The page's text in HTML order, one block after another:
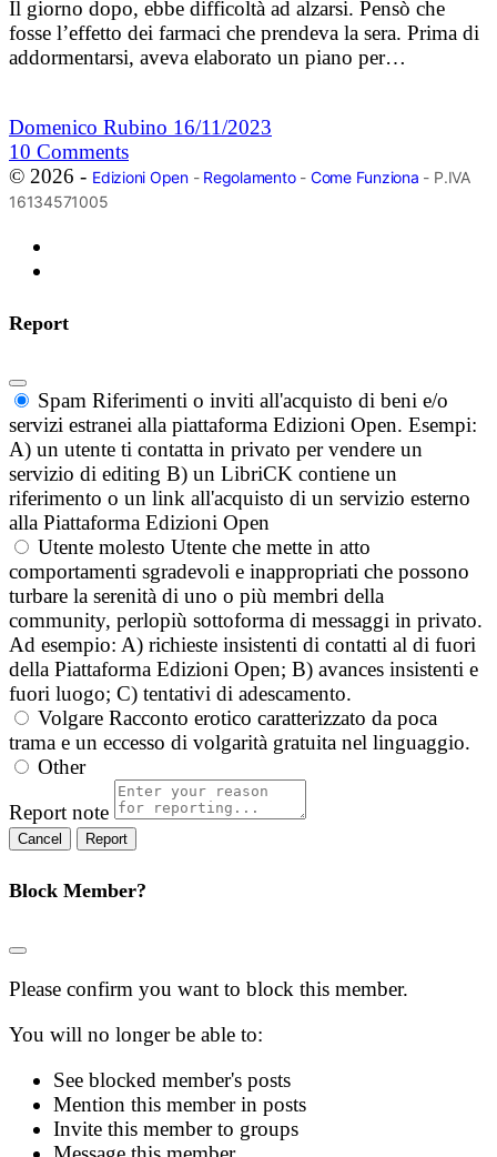
Il giorno dopo, ebbe difficoltà ad alzarsi. Pensò che
fosse l’effetto dei farmaci che prendeva la sera. Prima di
addormentarsi, aveva elaborato un piano per…
Domenico Rubino 16/11/2023
10 Comments
© 2026 - Edizioni Open- Regolamento- Come Funziona - P.IVA
16134571005
Report
Spam Riferimenti o inviti all'acquisto di beni e/o
servizi estranei alla piattaforma Edizioni Open. Esempi:
A) un utente ti contatta in privato per vendere un
servizio di editing B) un LibriCK contiene un
riferimento o un link all'acquisto di un servizio esterno
alla Piattaforma Edizioni Open
Utente molesto Utente che mette in atto
comportamenti sgradevoli e inappropriati che possono
turbare la serenità di uno o più membri della
community, perlopiù sottoforma di messaggi in privato.
Ad esempio: A) richieste insistenti di contatti al di fuori
della Piattaforma Edizioni Open; B) avances insistenti e
fuori luogo; C) tentativi di adescamento.
Volgare Racconto erotico caratterizzato da poca
trama e un eccesso di volgarità gratuita nel linguaggio.
Other
Report note
Report
Block Member?
Please confirm you want to block this member.
You will no longer be able to:
See blocked member's posts
Mention this member in posts
Invite this member to groups